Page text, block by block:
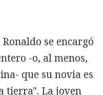
se encargó
-o, al menos,
que su novia es
tierra". La joven